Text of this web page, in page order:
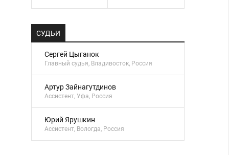
СУДЬИ
Сергей Цыганок
Главный судья, Владивосток, Россия
Артур Зайнагутдинов
Ассистент, Уфа, Россия
Юрий Ярушкин
Ассистент, Вологда, Россия